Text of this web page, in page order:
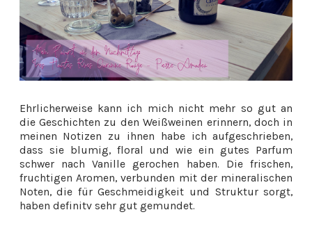
Ehrlicherweise kann ich mich nicht mehr so gut an
die Geschichten zu den Weißweinen erinnern, doch in
meinen Notizen zu ihnen habe ich aufgeschrieben,
dass sie blumig, floral und wie ein gutes Parfum
schwer nach Vanille gerochen haben. Die frischen,
fruchtigen Aromen, verbunden mit der mineralischen
Noten, die für Geschmeidigkeit und Struktur sorgt,
haben definitv sehr gut gemundet.